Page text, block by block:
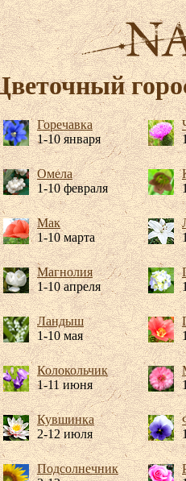
Горечавка
1-10 января
Омела
1-10 февраля
Мак
1-10 марта
Магнолия
1-10 апреля
Ландыш
1-10 мая
Колокольчик
1-11 июня
Кувшинка
2-12 июля
Подсолнечник